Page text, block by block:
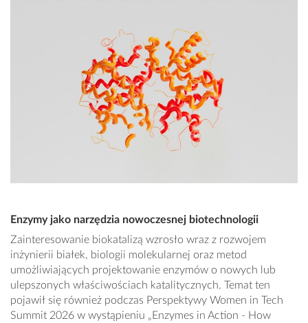
Enzymy jako narzędzia nowoczesnej biotechnologii
Zainteresowanie biokatalizą wzrosło wraz z rozwojem
inżynierii białek, biologii molekularnej oraz metod
umożliwiających projektowanie enzymów o nowych lub
ulepszonych właściwościach katalitycznych. Temat ten
pojawił się również podczas Perspektywy Women in Tech
Summit 2026 w wystąpieniu „Enzymes in Action - How